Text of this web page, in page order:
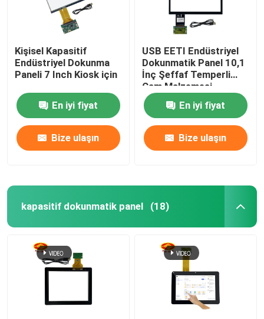
Kişisel Kapasitif
Endüstriyel Dokunma
Paneli 7 Inch Kiosk için
En iyi fiyat
Bize ulaşın
USB EETI Endüstriyel
Dokunmatik Panel 10,1
İnç Şeffaf Temperli
Cam Malzemesi
En iyi fiyat
Bize ulaşın
kapasitif dokunmatik panel (18)